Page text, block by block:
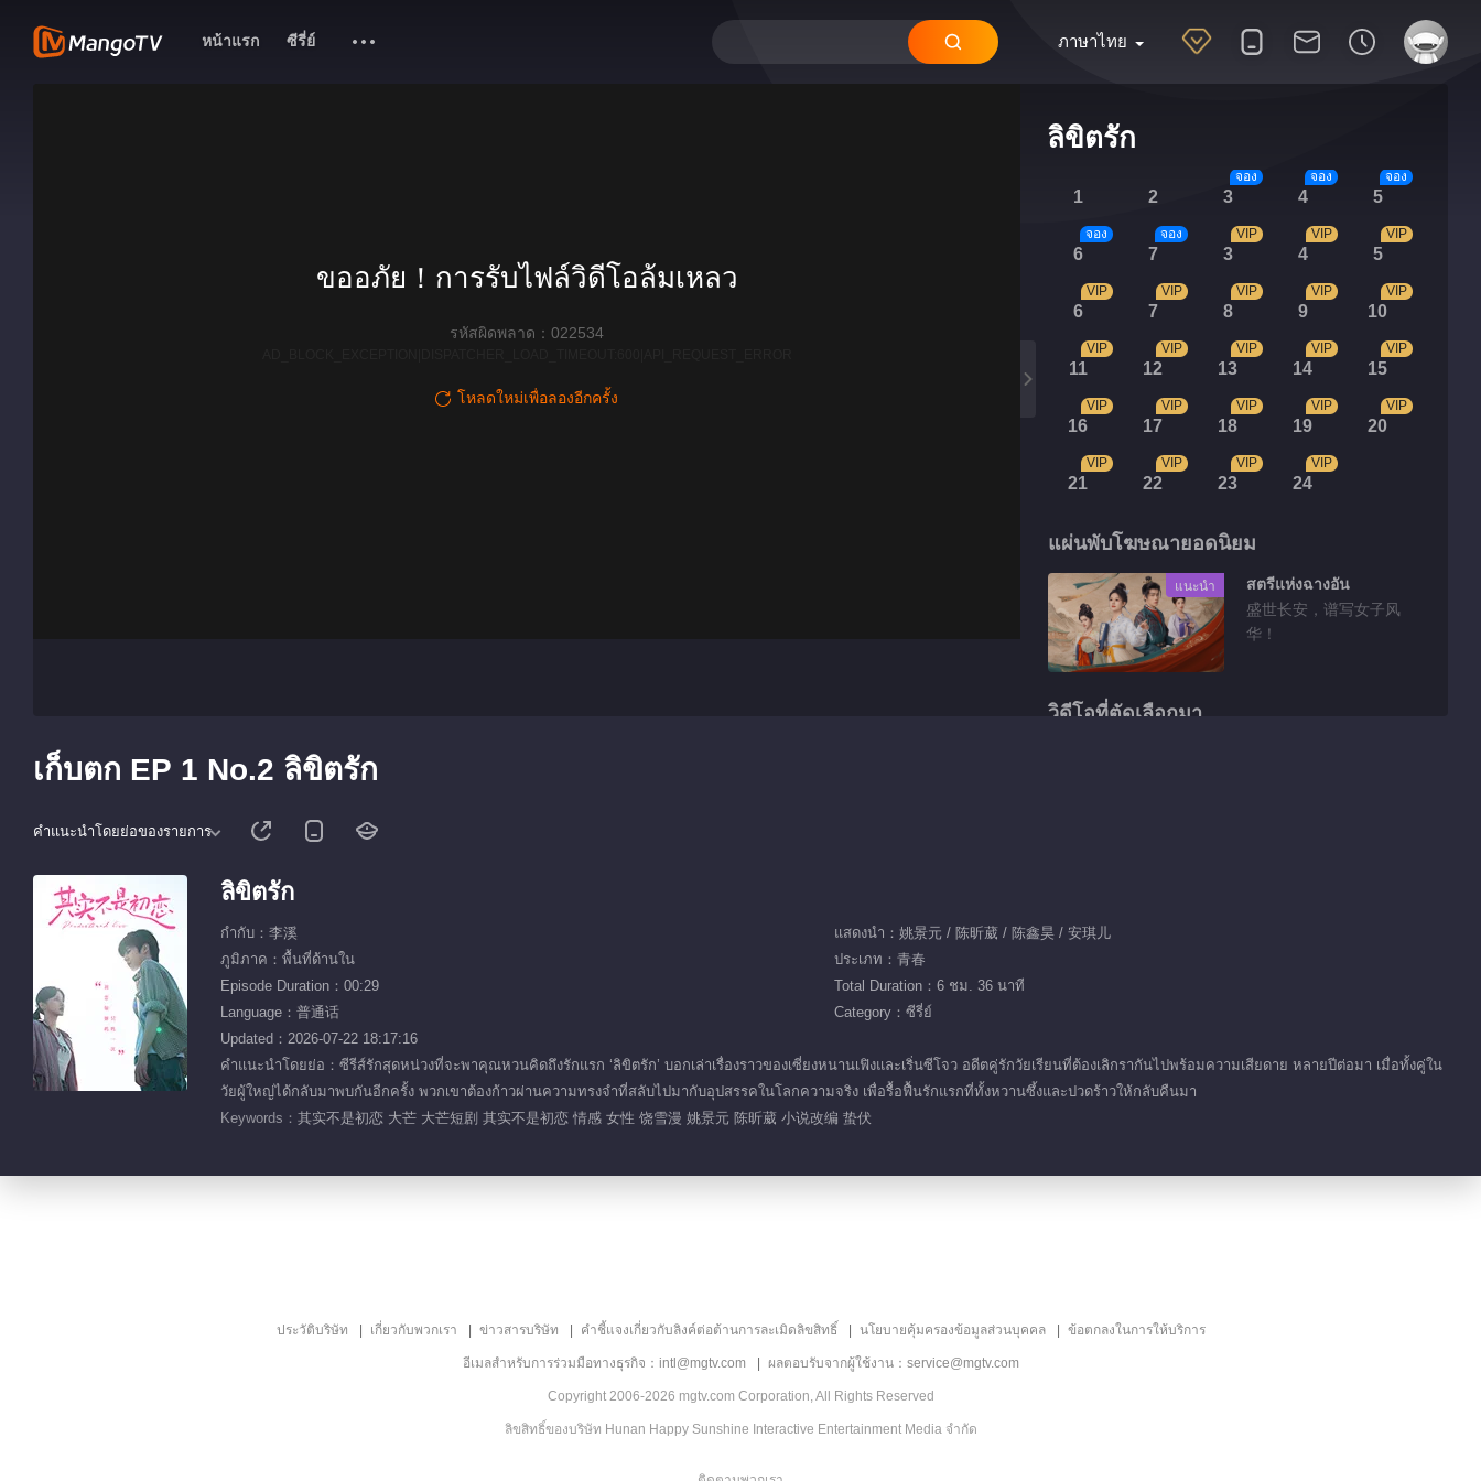
ภาษาไทย
หน้าแรก ซีรี่ย์
ลิขิตรัก
1 2 3
จอง
4
จอง
5
จอง
6
จอง
7
จอง
3
VIP
4
VIP
5
VIP
6
VIP
7
VIP
8
VIP
9
VIP
10
VIP
11
VIP
12
VIP
13
VIP
14
VIP
15
VIP
16
VIP
17
VIP
18
VIP
19
VIP
20
VIP
21
VIP
22
VIP
23
VIP
24
VIP
แผ่นพับโฆษณายอดนิยม
แนะนำ
สตรีแห่งฉางอัน
盛世长安，谱写女子风
华！
วิดีโอที่ตัดเลือกมา
01:32
ขออภัย！การรับไฟล์วิดีโอล้มเหลว
รหัสผิดพลาด：022534
โหลดใหม่เพื่อลองอีกครั้ง
เก็บตก EP 1 No.2 ลิขิตรัก
คำแนะนำโดยย่อของรายการ
ลิขิตรัก
กำกับ：李溪
แสดงนำ：姚景元 / 陈昕葳 / 陈鑫昊 / 安琪儿
ภูมิภาค：พื้นที่ด้านใน
ประเภท：青春
Episode Duration：00:29
Total Duration：6 ชม. 36 นาที
Language：普通话
Category：ซีรี่ย์
Updated：2026-07-22 18:17:16
คำแนะนำโดยย่อ：ซีรีส์รักสุดหน่วงที่จะพาคุณหวนคิดถึงรักแรก ‘ลิขิตรัก’ บอกเล่าเรื่องราวของเซี่ยงหนานเฟิงและเริ่นซีโจว อดีตคู่รักวัยเรียนที่ต้องเลิกรากันไปพร้อมความเสียดาย หลายปีต่อมา เมื่อทั้งคู่ใน
วัยผู้ใหญ่ได้กลับมาพบกันอีกครั้ง พวกเขาต้องก้าวผ่านความทรงจำที่สลับไปมากับอุปสรรคในโลกความจริง เพื่อรื้อฟื้นรักแรกที่ทั้งหวานซึ้งและปวดร้าวให้กลับคืนมา
Keywords： 其实不是初恋 大芒 大芒短剧 其实不是初恋 情感 女性 饶雪漫 姚景元 陈昕葳 小说改编 蛰伏
ประวัติบริษัท เกี่ยวกับพวกเรา ข่าวสารบริษัท คำชี้แจงเกี่ยวกับลิงค์ต่อต้านการละเมิดลิขสิทธิ์ นโยบายคุ้มครองข้อมูลส่วนบุคคล ข้อตกลงในการให้บริการ
อีเมลสำหรับการร่วมมือทางธุรกิจ：intl@mgtv.com ผลตอบรับจากผู้ใช้งาน：service@mgtv.com
Copyright 2006-2026 mgtv.com Corporation, All Rights Reserved
ลิขสิทธิ์ของบริษัท Hunan Happy Sunshine Interactive Entertainment Media จำกัด